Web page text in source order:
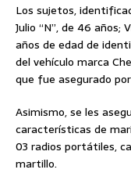
Los sujetos,
Julio “N”, de 46 años;
años de edad de
del vehículo marca
que fue asegurado
Asimismo, se les
características de
03 radios portátiles,
martillo.